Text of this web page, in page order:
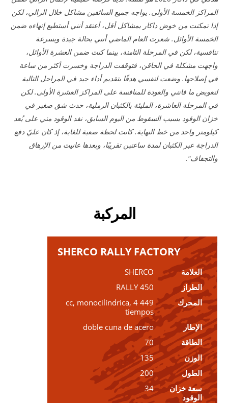
المراكز الخمسة الأولى. يواجه جميع السائقين مشاكل خلال الرالي، لكن
إذا تمكنت من خوض داكار بمشاكل أقل، أعتقد أنني أستطيع إنهاءه ضمن
الخمسة الأوائل. شعرت العام الماضي أنني بحالة جيدة وبسرعة
تنافسية، لكن في المرحلة الثامنة، بينما كنت ضمن العشرة الأوائل،
واجهت مشكلة في الحاقن، فتوقفت الدراجة وخسرت أكثر من ساعة
في إصلاحها. وضعت لنفسي هدفًا بتقديم أداء جيد في المراحل التالية
لتعويض ما فاتني والعودة للمنافسة على المراكز العشرة الأولى. لكن
في المرحلة العاشرة، المليئة بالكثبان الرملية، حدث شق صغير في
خزان الوقود بسبب السقوط من اليوم السابق، نفد الوقود مني على بُعد
كيلومتر واحد من خط النهاية. كانت لحظة صعبة للغاية، إذ كان عليّ دفع
الدراجة عبر الكثبان لمدة ساعتين تقريبًا، وبعدها عانيت من الإرهاق
والتجفاف".
المركبة
SHERCO RALLY FACTORY
العلامة
SHERCO
الطراز
450 RALLY
المحرك
449 cc, monocilíndrica, 4
tiempos
الإطار
doble cuna de acero
الطاقة
70
الوزن
135
الطول
200
سعة خزان
الوقود
34